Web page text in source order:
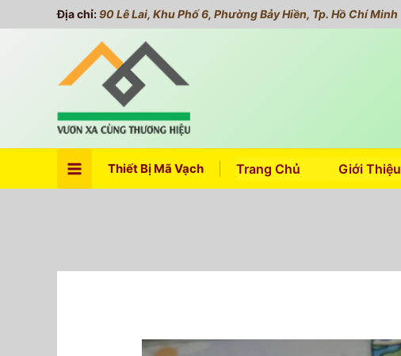
tới
Địa chỉ:90 Lê Lai, Khu Phố 6, Phường Bảy Hiền, Tp. Hồ Chí Minh
Thiết Bị Mã Vạch Trang Chủ Giới Thiệu